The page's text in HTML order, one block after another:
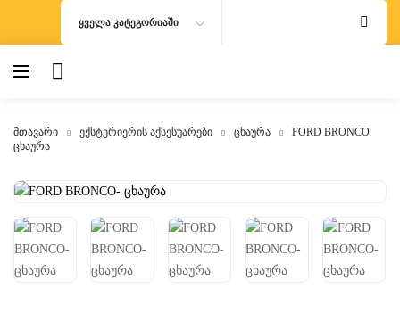
ᲧᲕᲔᲚᲐ ᲙᲐᲢᲔᲒᲝᲠᲘᲐᲨᲘ
მთავარი ექსტერიერის აქსესუარები ცხაურა
FORD BRONCO
ცხაურა